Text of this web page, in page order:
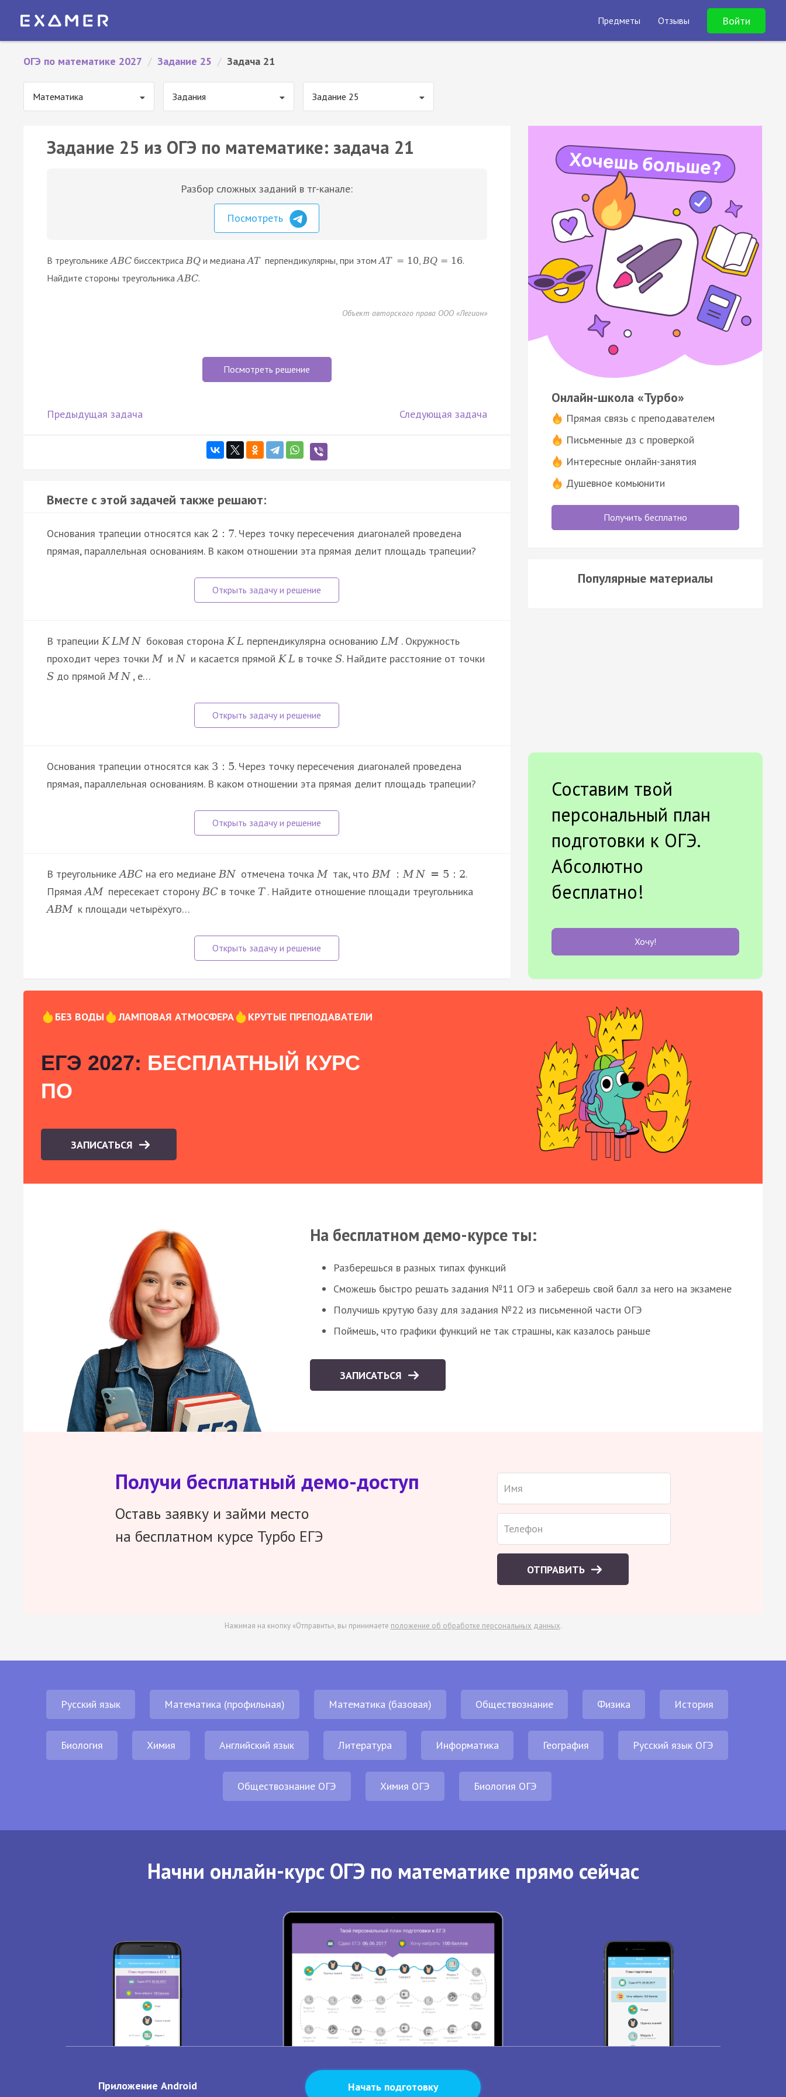
Предметы Отзывы Войти
ОГЭ по математике 2027 / Задание 25 / Задача 21
Математика Задания Задание 25
Задание 25 из ОГЭ по математике: задача 21
Разбор сложных заданий в тг-канале:
Посмотреть
В треугольнике ABC биссектриса BQ и медиана AT перпендикулярны, при этом AT = 10 BQ = 16.
Найдите стороны треугольника ABC.
Объект авторского права ООО «Легион»
Посмотреть решение
Предыдущая задача Следующая задача
Вместе с этой задачей также решают:
Основания трапеции относятся как 2 : 7. Через точку пересечения диагоналей проведена
прямая, параллельная основаниям. В каком отношении эта прямая делит площадь трапеции?
В трапецииK LM N боковая сторонаK L перпендикулярна основаниюLM . Окружность
проходит через точкиM иN и касается прямойK L в точкеS. Найдите расстояние от точки
S до прямойM N , е…
Основания трапеции относятся как 3 : 5. Через точку пересечения диагоналей проведена
прямая, параллельная основаниям. В каком отношении эта прямая делит площадь трапеции?
В треугольникеABC на его медианеBN отмечена точкаM так, чтоBM : M N = 5 : 2.
ПрямаяAM пересекает сторонуBC в точке T . Найдите отношение площади треугольника
ABM к площади четырёхуго…
Онлайн-школа «Турбо»
Прямая связь с преподавателем
Письменные дз с проверкой
Интересные онлайн-занятия
Душевное комьюнити
Получить бесплатно
Популярные материалы
Составим твой
персональный план
подготовки к ОГЭ.
Абсолютно
бесплатно!
Хочу!
БЕЗ ВОДЫ ЛАМПОВАЯ АТМОСФЕРА КРУТЫЕ ПРЕПОДАВАТЕЛИ
ЕГЭ 2027: БЕСПЛАТНЫЙ КУРС
ПО
ЗАПИСАТЬСЯ
На бесплатном демо-курсе ты:
Разберешься в разных типах функций
Сможешь быстро решать задания №11 ОГЭ и заберешь свой балл за него на экзамене
Получишь крутую базу для задания №22 из письменной части ОГЭ
Поймешь, что графики функций не так страшны, как казалось раньше
ЗАПИСАТЬСЯ
Получи бесплатный демо-доступ
Оставь заявку и займи место
на бесплатном курсе Турбо ЕГЭ
ОТПРАВИТЬ
Нажимая на кнопку «Отправить», вы принимаете положение об обработке персональных данных.
Русский язык Математика (профильная) Математика (базовая) Обществознание Физика История
Биология Химия Английский язык Литература Информатика География Русский язык ОГЭ
Обществознание ОГЭ Химия ОГЭ Биология ОГЭ
Начни онлайн-курс ОГЭ по математике прямо сейчас
Приложение Android Начать подготовку